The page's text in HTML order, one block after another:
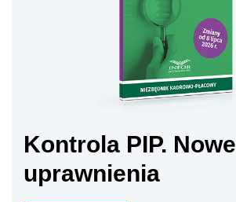
Kontrola PIP. Nowe
uprawnienia